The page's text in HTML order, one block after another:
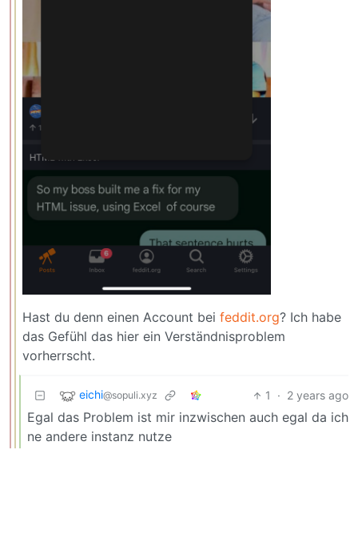
Hast du denn einen Account bei feddit.org? Ich habe
das Gefühl das hier ein Verständnisproblem
vorherrscht.
eichi@sopuli.xyz 1 · 2 years ago
Egal das Problem ist mir inzwischen auch egal da ich
ne andere instanz nutze